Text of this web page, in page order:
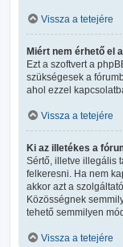
Vissza a tetejére
Miért nem érhető el
Ezt a szoftvert a
szükségesek a
ahol ezzel
Vissza a tetejére
Ki az illetékes a
Sértő, illetve illegális
felkeresni. Ha nem
akkor azt a
Közösségnek
tehető semmilyen
Vissza a tetejére